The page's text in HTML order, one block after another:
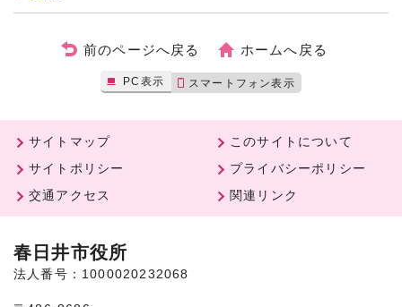
前のページへ戻る ホームへ戻る
PC表示 スマートフォン表示
サイトマップ
このサイトについて
サイトポリシー
プライバシーポリシー
交通アクセス
関連リンク
春日井市役所
法人番号：1000020232068